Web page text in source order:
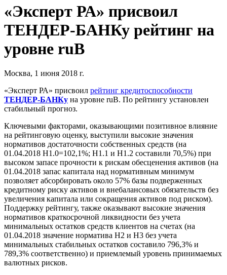
«Эксперт РА» присвоил
ТЕНДЕР-БАНКу рейтинг на
уровне ruB
Москва, 1 июня 2018 г.
«Эксперт РА» присвоил рейтинг кредитоспособности
ТЕНДЕР-БАНКу на уровне ruB. По рейтингу установлен
стабильный прогноз.
Ключевыми факторами, оказывающими позитивное влияние
на рейтинговую оценку, выступили высокие значения
нормативов достаточности собственных средств (на
01.04.2018 Н1.0=102,1%; Н1.1 и Н1.2 составили 70,5%) при
высоком запасе прочности к рискам обесценения активов (на
01.04.2018 запас капитала над нормативным минимум
позволяет абсорбировать около 57% базы подверженных
кредитному риску активов и внебалансовых обязательств без
увеличения капитала или сокращения активов под риском).
Поддержку рейтингу, также оказывают высокие значения
нормативов краткосрочной ликвидности без учета
минимальных остатков средств клиентов на счетах (на
01.04.2018 значение норматива Н2 и Н3 без учета
минимальных стабильных остатков составило 796,3% и
789,3% соответственно) и приемлемый уровень принимаемых
валютных рисков.